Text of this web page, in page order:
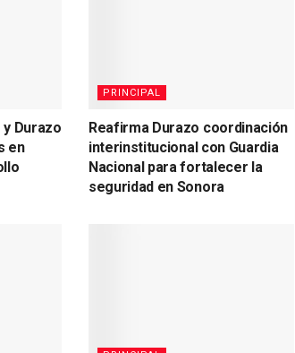
Durazo
en
PRINCIPAL
Reafirma Durazo coordinación
interinstitucional con Guardia
Nacional para fortalecer la
seguridad en Sonora